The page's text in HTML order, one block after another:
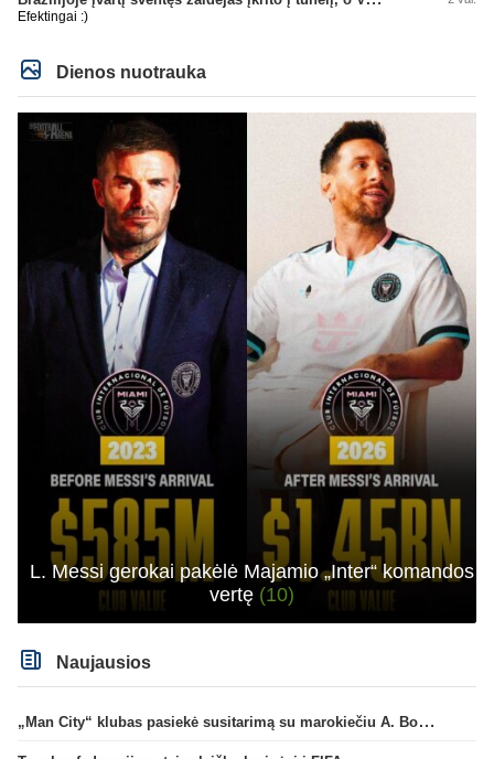
čia apie save balvone prirašei. Gėda man už tave. Toks iš retesnių bukumo
esi čia.
Efektingai :)
Dienos nuotrauka
L. Messi gerokai pakėlė Majamio „Inter“ komandos
vertę (10)
Naujausios
„Man City“ klubas pasiekė susitarimą su marokiečiu A. Bouaddi